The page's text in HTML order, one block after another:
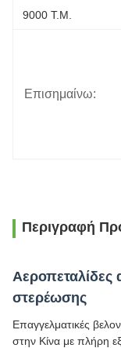
9000 Τ.μ.
Επισημαίνω:
Περιγραφή
Αεροπεταλίδες
στερέωσης
Επαγγελματικές
στην Κίνα με πλήρη